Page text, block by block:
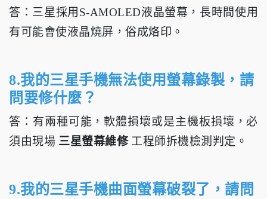
答：三星採用S-AMOLED液晶螢幕，長時間使用
有可能會使液晶燒屏，俗成烙印。
8.我的三星手機無法使用螢幕錄製，請
問要修什麼？
答：有兩種可能，軟體損壞或是主機板損壞，必
須由現場 三星螢幕維修 工程師拆機檢測判定。
9.我的三星手機曲面螢幕破裂了，請問